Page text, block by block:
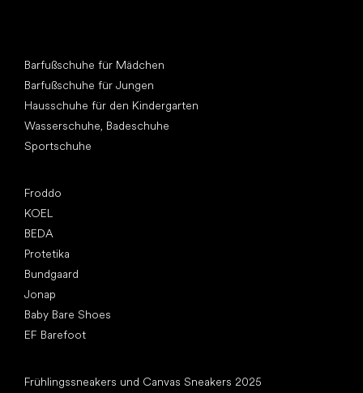
Barfußschuhe für Mädchen
Barfußschuhe für Jungen
Hausschuhe für den Kindergarten
Wasserschuhe, Badeschuhe
Sportschuhe
Froddo
KOEL
BEDA
Protetika
Bundgaard
Jonap
Baby Bare Shoes
EF Barefoot
Frühlingssneakers und Canvas Sneakers 2025